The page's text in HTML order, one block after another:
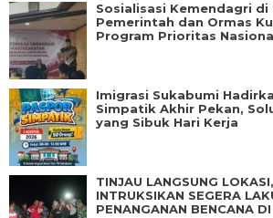
Sosialisasi Kemendagri di
Pemerintah dan Ormas
Program Prioritas
Imigrasi Sukabumi
Simpatik Akhir Pekan,
yang Sibuk Hari Kerja
TINJAU LANGSUNG
INTRUKSIKAN SEGERA
PENANGANAN BENCANA